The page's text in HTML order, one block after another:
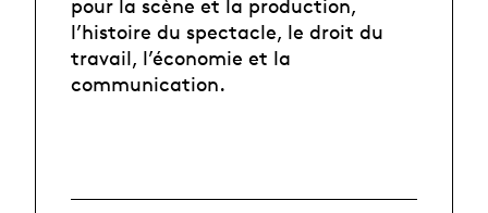
pour la scène et la production,
l’histoire du spectacle, le droit du
travail, l’économie et la
communication.